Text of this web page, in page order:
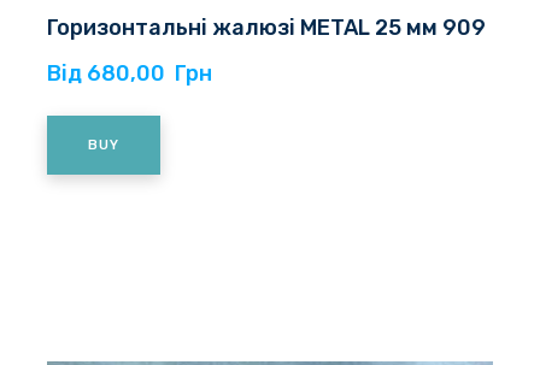
Горизонтальні жалюзі METAL 25 мм 909
Від 680,00  Грн
BUY